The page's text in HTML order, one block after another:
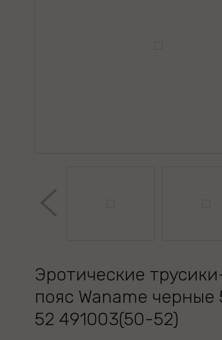
Эротические
пояс Waname
52 491003(50-52)